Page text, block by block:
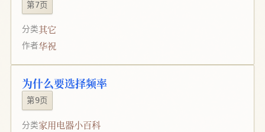
第7页
分类其它
作者华祝
为什么要选择频率
第9页
分类家用电器小百科